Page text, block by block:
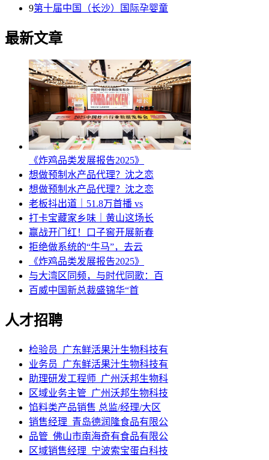
9第十届中国（长沙）国际孕婴童
最新文章
《炸鸡品类发展报告2025》
想做预制水产品代理？沈之恋
想做预制水产品代理？沈之恋
老板抖出道｜51.8万首播 vs
打卡宝藏家乡味｜黄山这场长
赢战开门红！口子窖开展新春
拒绝做系统的“牛马”，去云
《炸鸡品类发展报告2025》
与大湾区同频，与时代同歌：百
百威中国新总裁盛锦华“首
人才招聘
检验员_广东鲜活果汁生物科技有
业务员_广东鲜活果汁生物科技有
助理研发工程师_广州沃邦生物科
区域业务主管_广州沃邦生物科技
馅料类产品销售 总监/经理/大区
销售经理_青岛德润隆食品有限公
品管_佛山市南海奇有食品有限公
区域销售经理_宁波索宝蛋白科技